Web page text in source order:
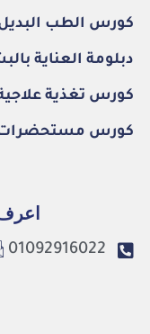
كورس الطب
دبلومة العناية
كورس تغذية
كورس مستحضرات
01092916022